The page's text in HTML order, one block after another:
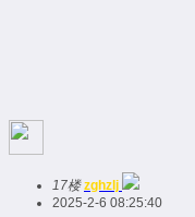
17楼 zghzlj
2025-2-6 08:25:40